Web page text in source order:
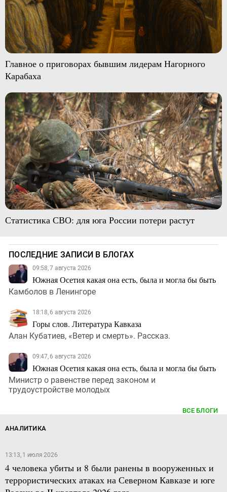
Главное о приговорах бывшим лидерам Нагорного
Карабаха
Статистика СВО: для юга России потери растут
ПОСЛЕДНИЕ ЗАПИСИ В БЛОГАХ
09:58, 7 августа 2026
Южная Осетия какая она есть, была и могла бы быть
Камболов в Ленингоре
18:18, 6 августа 2026
Горы слов. Литература Кавказа
Алан Кубатиев, «Ветер и смерть». Рассказ.
09:47, 6 августа 2026
Южная Осетия какая она есть, была и могла бы быть
Министр о равенстве перед законом и
трудоустройстве молодых
ВСЕ БЛОГИ
АНАЛИТИКА
13:13, 1 июля 2026
4 человека убиты и 8 были ранены в вооруженных и
террористических атаках на Северном Кавказе и юге